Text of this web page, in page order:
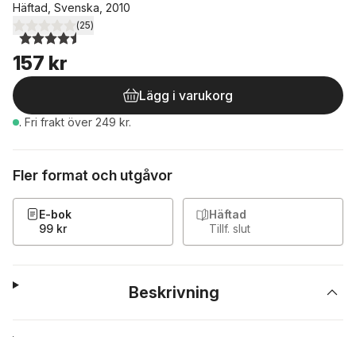
Häftad, Svenska, 2010
4,5utav 5 stjärnor. Totalt antal röster:
(25)
157 kr
Lägg i varukorg
. Fri frakt över 249 kr.
Fler format och utgåvor
E-bok
99 kr
Häftad
Tillf. slut
Beskrivning